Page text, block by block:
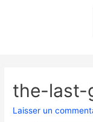
the-last-
Laisser un